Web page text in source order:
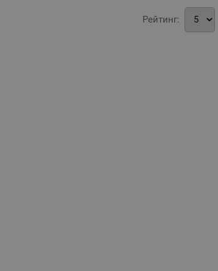
Рейтинг: